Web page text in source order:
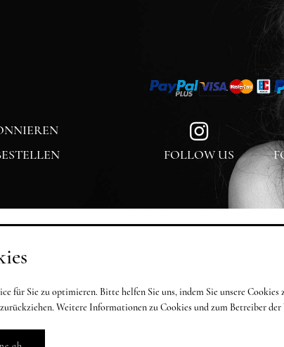
FOLLOW US
für Sie zu optimieren. Bitte helfen Sie uns, indem Sie unsere
Weitere Informationen zu Cookies und zum Betreiber